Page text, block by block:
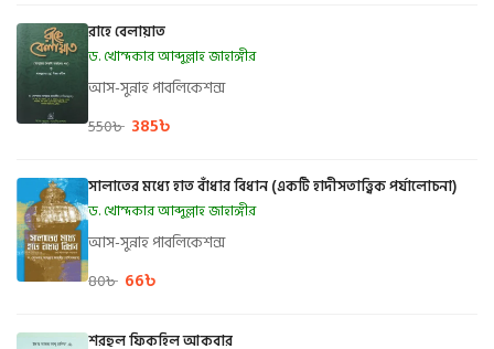
রাহে বেলায়াত
ড. খোন্দকার আব্দুল্লাহ জাহাঙ্গীর
আস-সুন্নাহ পাবলিকেশন্স
550৳ 385৳
সালাতের মধ্যে হাত বাঁধার বিধান (একটি হাদীসতাত্ত্বিক পর্যালোচনা)
ড. খোন্দকার আব্দুল্লাহ জাহাঙ্গীর
আস-সুন্নাহ পাবলিকেশন্স
80৳ 66৳
শরহুল ফিকহিল আকবার